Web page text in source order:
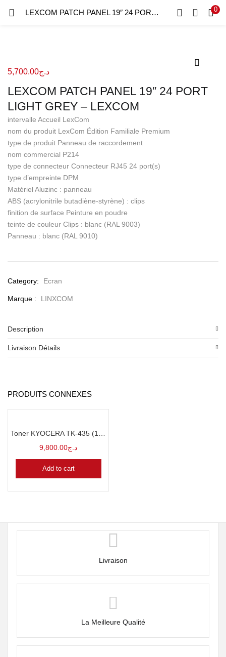
LEXCOM PATCH PANEL 19″ 24 PORT LIGHT GREY – LEXCOM 0
Recherche
CONNEXION
Se souvenir de moi
LEXCOM PATCH PANEL 19″ 24 PORT
LIGHT GREY – LEXCOM
د.ج5,700.00
intervalle Accueil LexCom
nom du produit LexCom Édition Familiale Premium
type de produit Panneau de raccordement
nom commercial P214
type de connecteur Connecteur RJ45 24 port(s)
type d’empreinte DPM
Matériel Aluzinc : panneau
ABS (acrylonitrile butadiène-styrène) : clips
finition de surface Peinture en poudre
teinte de couleur Clips : blanc (RAL 9003)
Panneau : blanc (RAL 9010)
Category: Ecran
Marque : LINXCOM
Description
Livraison Détails
PRODUITS CONNEXES
د.ج9,800.00
Add to cart
Livraison
La Meilleure Qualité